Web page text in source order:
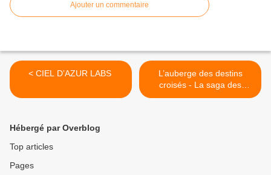
Ajouter un commentaire
< CIEL D’AZUR LABS
L’auberge des destins
croisés - La saga des
désobéissantes >
Hébergé par Overblog
Top articles
Pages